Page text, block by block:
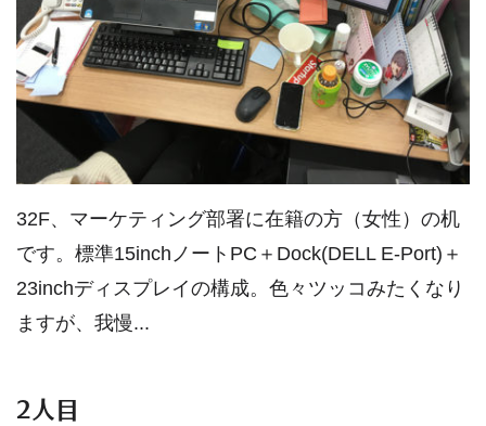
32F、マーケティング部署に在籍の方（女性）の机
です。標準15inchノートPC＋Dock(DELL E-Port)＋
23inchディスプレイの構成。色々ツッコみたくなり
ますが、我慢...
2人目